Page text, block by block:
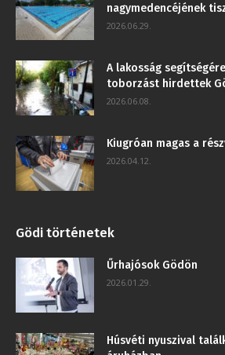
nagymedencéjének
2026.06.29.
A lakosság
toborzást hirdettek
2026.06.08.
Kiugróan magas a
2026.04.12.
Gödi történetek
Űrhajósok Gödön
2026.01.29.
Húsvéti nyuszival